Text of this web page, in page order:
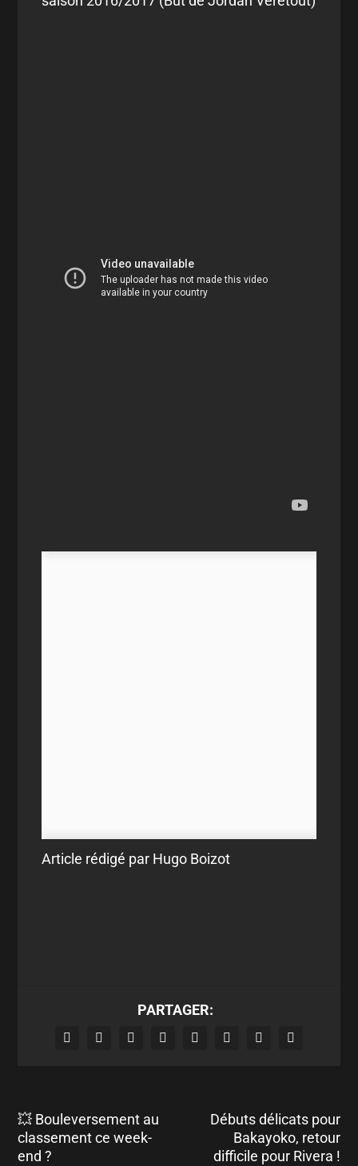
Article rédigé par Hugo Boizot
PARTAGER:
💥 Bouleversement au
classement ce week-
end ?
Débuts délicats pour
Bakayoko, retour
difficile pour Rivera !